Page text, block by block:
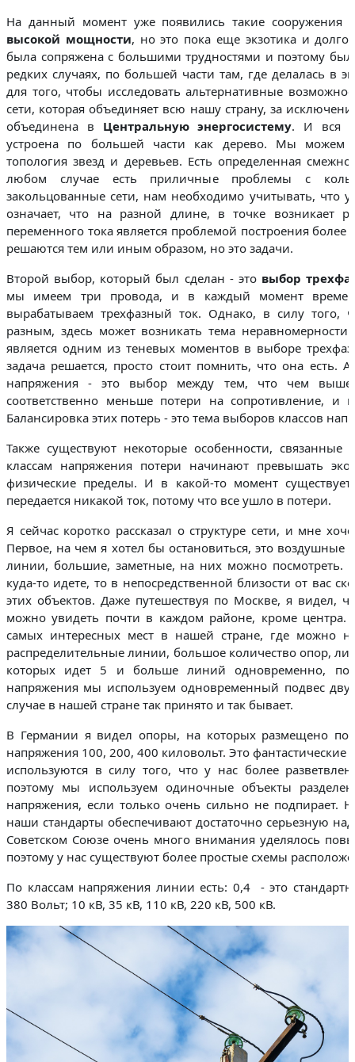
На данный момент уже появились такие сооружения
высокой мощности, но это пока еще экзотика и
была сопряжена с большими трудностями и поэтому
редких случаях, по большей части там, где делалась в
для того, чтобы исследовать альтернативные
сети, которая объединяет всю нашу страну, за
объединена в Центральную энергосистему. И вся
устроена по большей части как дерево. Мы можем
топология звезд и деревьев. Есть определенная
любом случае есть приличные проблемы с
закольцованные сети, нам необходимо учитывать, что
означает, что на разной длине, в точке возникает
переменного тока является проблемой построения более
решаются тем или иным образом, но это задачи.
Второй выбор, который был сделан - это выбор
мы имеем три провода, и в каждый момент
вырабатываем трехфазный ток. Однако, в силу того,
разным, здесь может возникать тема
является одним из теневых моментов в выборе
задача решается, просто стоит помнить, что она есть.
напряжения - это выбор между тем, что чем
соответственно меньше потери на сопротивление,
Балансировка этих потерь - это тема выборов классов
Также существуют некоторые особенности,
классам напряжения потери начинают превышать
физические пределы. И в какой-то момент
передается никакой ток, потому что все ушло в потери.
Я сейчас коротко рассказал о структуре сети, и мне
Первое, на чем я хотел бы остановиться, это
линии, большие, заметные, на них можно посмотреть.
куда-то идете, то в непосредственной близости от вас
этих объектов. Даже путешествуя по Москве, я видел,
можно увидеть почти в каждом районе, кроме центра.
самых интересных мест в нашей стране, где можно
распределительные линии, большое количество опор,
которых идет 5 и больше линий одновременно,
напряжения мы используем одновременный подвес
случае в нашей стране так принято и так бывает.
В Германии я видел опоры, на которых размещено
напряжения 100, 200, 400 киловольт. Это фантастические
используются в силу того, что у нас более
поэтому мы используем одиночные объекты
напряжения, если только очень сильно не
наши стандарты обеспечивают достаточно серьезную
Советском Союзе очень много внимания уделялось
поэтому у нас существуют более простые схемы
По классам напряжения линии есть: 0,4 - это
380 Вольт; 10 кВ, 35 кВ, 110 кВ, 220 кВ, 500 кВ.